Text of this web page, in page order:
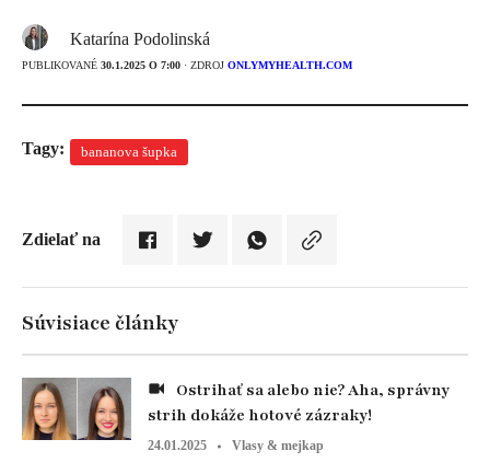
Katarína Podolinská
PUBLIKOVANÉ 30.1.2025 O 7:00 · ZDROJ ONLYMYHEALTH.COM
Tagy: bananova šupka
Zdielať na
Súvisiace články
strih dokáže hotové zázraky!
24.01.2025 Vlasy & mejkap